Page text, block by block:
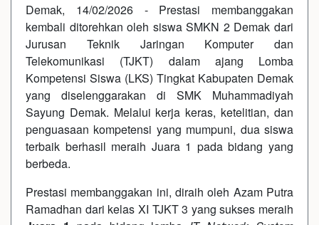
Demak, 14/02/2026 - Prestasi membanggakan
kembali ditorehkan oleh siswa SMKN 2 Demak dari
Jurusan Teknik Jaringan Komputer dan
Telekomunikasi (TJKT) dalam ajang Lomba
Kompetensi Siswa (LKS) Tingkat Kabupaten Demak
yang diselenggarakan di SMK Muhammadiyah
Sayung Demak. Melalui kerja keras, ketelitian, dan
penguasaan kompetensi yang mumpuni, dua siswa
terbaik berhasil meraih Juara 1 pada bidang yang
berbeda.
Prestasi membanggakan ini, diraih oleh Azam Putra
Ramadhan dari kelas XI TJKT 3 yang sukses meraih